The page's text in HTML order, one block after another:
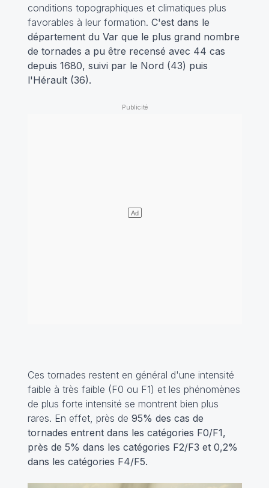
conditions topographiques et climatiques plus
favorables à leur formation. C'est dans le
département du Var que le plus grand nombre
de tornades a pu être recensé avec 44 cas
depuis 1680, suivi par le Nord (43) puis
l'Hérault (36).
Ces tornades restent en général d'une intensité
faible à très faible (F0 ou F1) et les phénomènes
de plus forte intensité se montrent bien plus
rares. En effet, près de 95% des cas de
tornades entrent dans les catégories F0/F1,
près de 5% dans les catégories F2/F3 et 0,2%
dans les catégories F4/F5.